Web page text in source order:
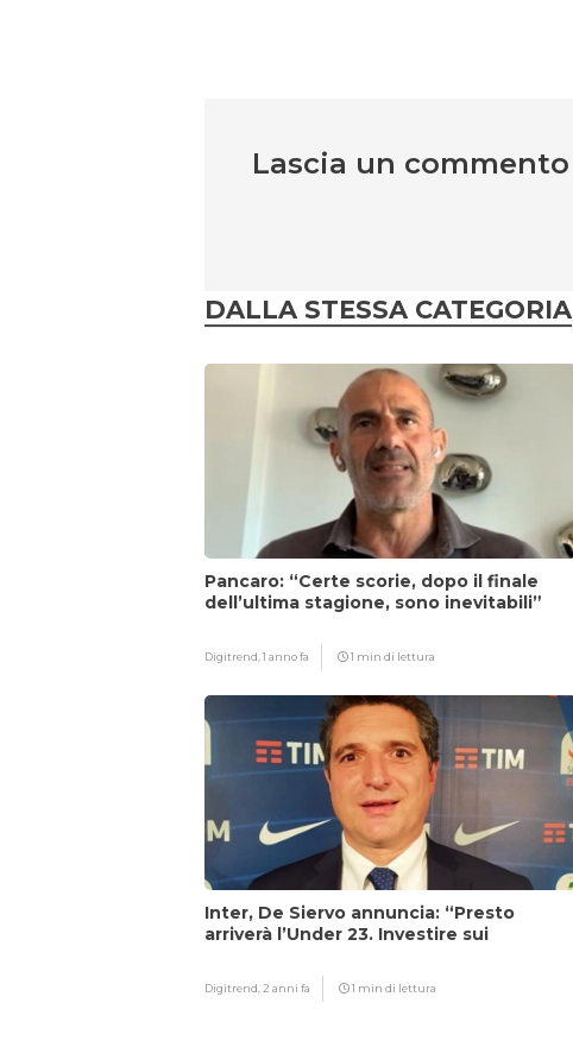
Lascia un commento
DALLA STESSA CATEGORIA
Pancaro: “Certe scorie, dopo il finale
dell’ultima stagione, sono inevitabili”
Digitrend,1 anno fa 1 min di lettura
Inter, De Siervo annuncia: “Presto
arriverà l’Under 23. Investire sui
Digitrend,2 anni fa 1 min di lettura